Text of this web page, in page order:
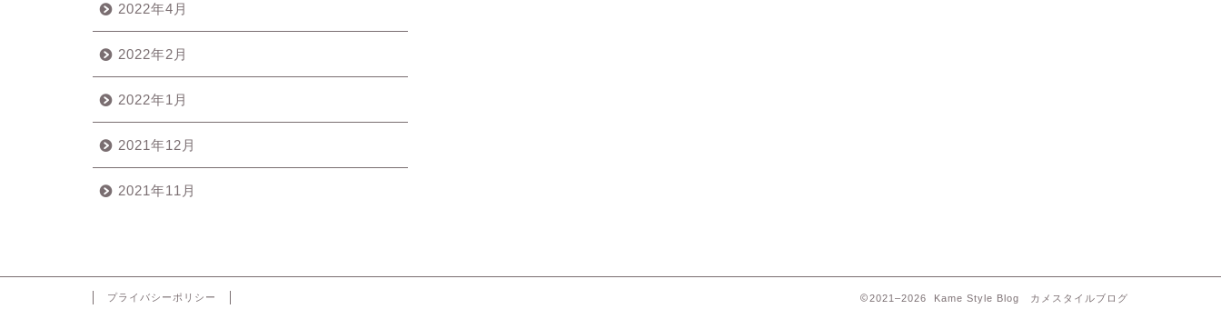
2022年4月
2022年2月
2022年1月
2021年12月
2021年11月
プライバシーポリシー 2021–2026 Kame Style Blog カメスタイルブログ